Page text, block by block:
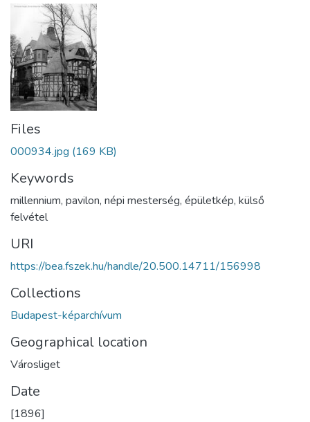
Files
000934.jpg (169 KB)
Keywords
millennium, pavilon, népi mesterség, épületkép, külső
felvétel
URI
https://bea.fszek.hu/handle/20.500.14711/156998
Collections
Budapest-képarchívum
Geographical location
Városliget
Date
[1896]